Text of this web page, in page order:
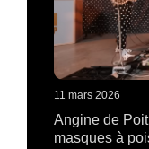
11 mars 2026
Angine de
masques à